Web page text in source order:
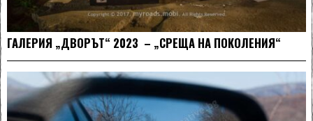
ГАЛЕРИЯ „ДВОРЪТ“ 2023 – „СРЕЩА НА ПОКОЛЕНИЯ“